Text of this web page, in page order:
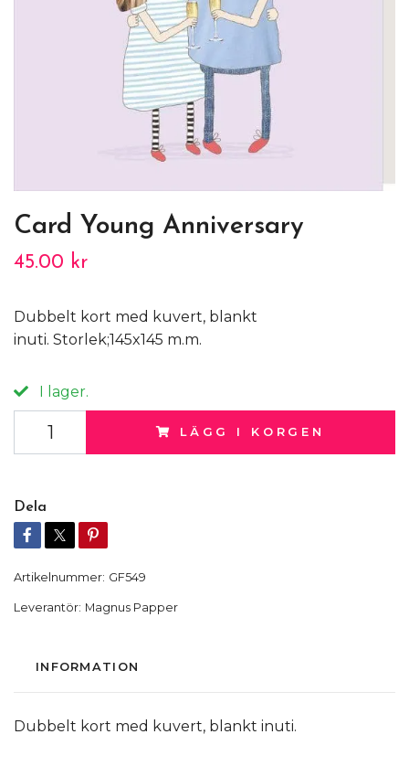
Card Young Anniversary
45.00 kr
Dubbelt kort med kuvert, blankt
inuti. Storlek;145x145 m.m.
I lager.
LÄGG I KORGEN
Dela
Artikelnummer: GF549
Leverantör: Magnus Papper
INFORMATION
Dubbelt kort med kuvert, blankt inuti.